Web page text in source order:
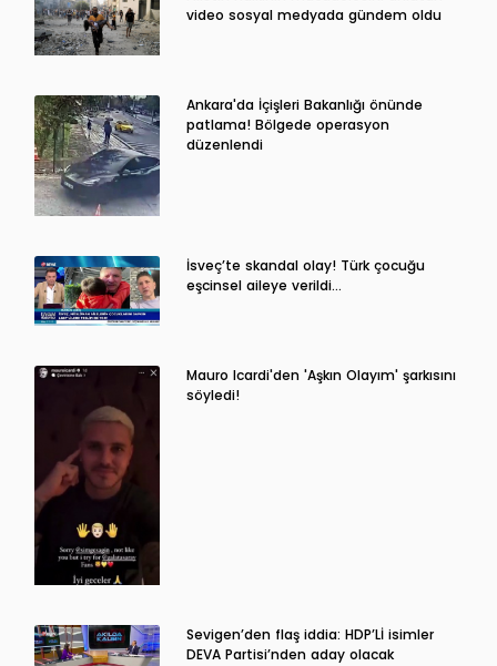
video sosyal medyada gündem oldu
Ankara'da İçişleri Bakanlığı önünde
patlama! Bölgede operasyon
düzenlendi
İsveç’te skandal olay! Türk çocuğu
eşcinsel aileye verildi…
Mauro Icardi'den 'Aşkın Olayım' şarkısını
söyledi!
Sevigen’den flaş iddia: HDP’Lİ isimler
DEVA Partisi’nden aday olacak